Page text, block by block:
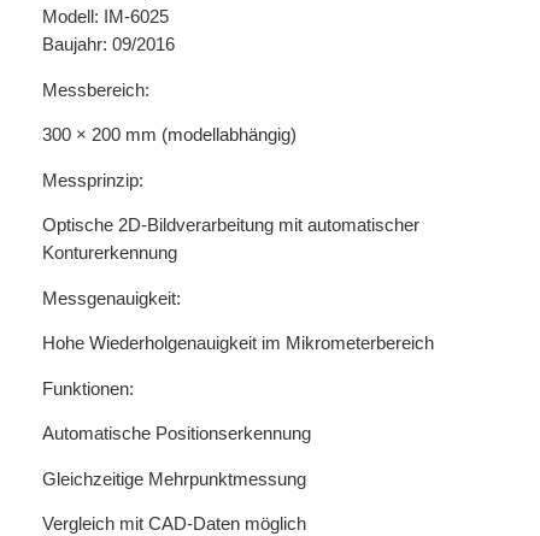
Modell: IM-6025
Baujahr: 09/2016
Messbereich:
300 × 200 mm (modellabhängig)
Messprinzip:
Optische 2D-Bildverarbeitung mit automatischer
Konturerkennung
Messgenauigkeit:
Hohe Wiederholgenauigkeit im Mikrometerbereich
Funktionen:
Automatische Positionserkennung
Gleichzeitige Mehrpunktmessung
Vergleich mit CAD-Daten möglich